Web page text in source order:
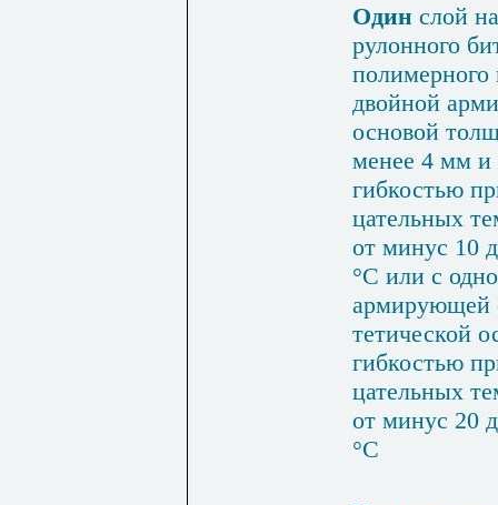
Один слой
рулон­ного
полимерного
двойной
основой
менее 4 мм и
гибкостью
цательных
от минус 10
°С или с
тетической
гибкостью
цательных
от минус 20
°С